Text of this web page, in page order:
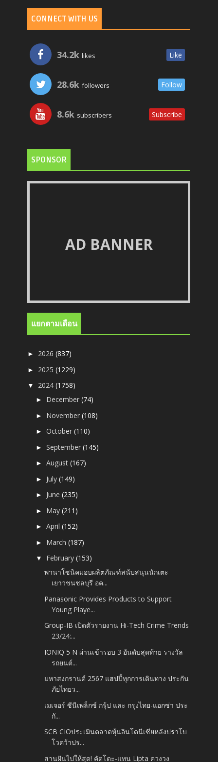
CONNECT WITH US
34.2k likes Like
28.6k followers Follow
8.6k subscribers Subscribe
SPONSOR
AD BANNER
แยกตามเดือน
► 2026(837)
► 2025(1229)
▼ 2024(1758)
► December(74)
► November(108)
►October(110)
►September(145)
►August(167)
► July(149)
► June(235)
► May(211)
►April(152)
► March(187)
▼ February(153)
พานาโซนิคมอบผลิตภัณฑ์สนับสนุนนักเตะ
เยาวชนชลบุรี อค...
Panasonic Provides Products to Support
Young Playe...
Group-IB เปิดตัวรายงาน Hi-Tech Crime Trends
23/24:...
IONIQ 5 N ผ่านเข้ารอบ 3 อันดับสุดท้าย รางวัล
รถยนต์...
มหาสงกรานต์ 2567 แฮปปี้ทุกการเดินทาง ประกัน
ภัยไทยว...
เมเจอร์ ซีนีเพล็กซ์ กรุ้ป และ กรุงไทย-แอกซ่า ประ
กั...
SCB CIOประเมินตลาดหุ้นอินโดนีเซียหลังปราโบ
โวคว้าปร...
สานฝันไปให้สุด! คัตโตะ-แทน Lipta ควงวง